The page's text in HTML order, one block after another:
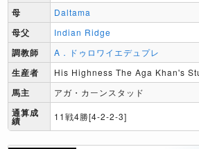
母 Daltama
母父 Indian Ridge
調教師 A．ドゥロワイエデュプレ
生産者 His Highness The Aga Khan's
馬主 アガ・カーンスタッド
通算成
績 11戦4勝[4-2-2-3]